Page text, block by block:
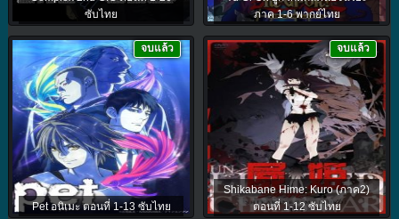
ซับไทย
ภาค 1-6 พากย์ไทย
Pet อนิเมะ ตอนที่ 1-13 ซับไทย
จบแล้ว
Shikabane Hime: Kuro (ภาค2)
ตอนที่ 1-12 ซับไทย
จบแล้ว